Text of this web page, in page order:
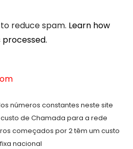
reduce spam. Learn how
números constantes neste site
de Chamada para a rede
começados por 2 têm um custo
nacional